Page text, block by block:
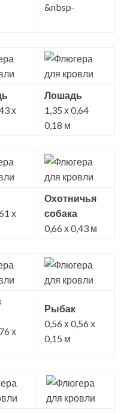
&nbsp-
х
Лошадь
1,35 х 0,64
0,18 м
х
Охотничья
собака
0,66 х 0,43 м
х
Рыбак
0,56 х 0,56 х
0,15 м